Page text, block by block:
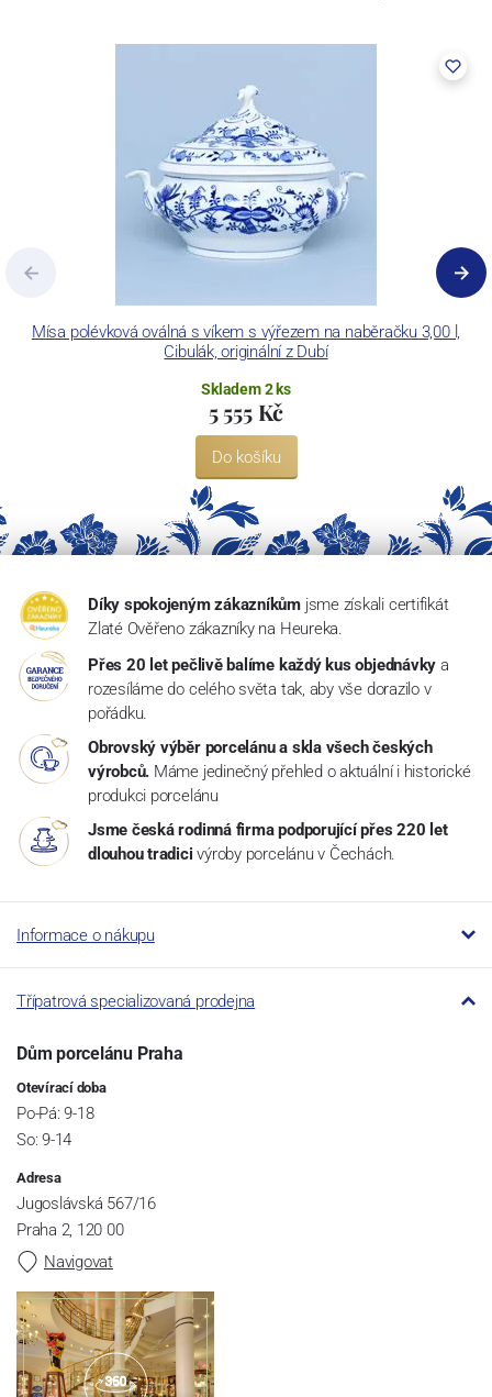
Mísa polévková oválná s víkem s výřezem na naběračku 3,00 l,
Cibulák, originální z Dubí
Skladem 2 ks
5 555 Kč
Do košíku
Díky spokojeným zákazníkům jsme získali certifikát
Zlaté Ověřeno zákazníky na Heureka.
Přes 20 let pečlivě balíme každý kus objednávky a
rozesíláme do celého světa tak, aby vše dorazilo v
pořádku.
Obrovský výběr porcelánu a skla všech českých
výrobců. Máme jedinečný přehled o aktuální i historické
produkci porcelánu
Jsme česká rodinná firma podporující přes 220 let
dlouhou tradici výroby porcelánu v Čechách.
Informace o nákupu
Třípatrová specializovaná prodejna
Dům porcelánu Praha
Otevírací doba
Po-Pá: 9-18
So: 9-14
Adresa
Jugoslávská 567/16
Praha 2, 120 00
Navigovat